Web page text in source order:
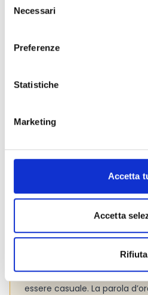
delNecessari
Preferenze
Statistiche
Marketing
Accetta
Accetta
Rifiuta
Si consiglia di consultare
Consigli degli esperti
Presta attenzione ai
dall’Ente per valutare le
tuo progetto possiede le
aggiudicarsi il contributo (Cfr.
Lespese ammissibilisono
possiamo imputare nel
consiglia pertanto di
Dedica tempo e attenzione
partenariato!La scelta dei
essere casuale. La parola